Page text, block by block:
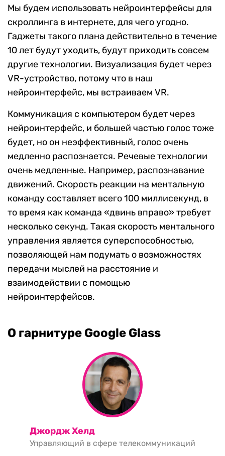
Мы будем использовать нейроинтерфейсы для
скроллинга в интернете, для чего угодно.
Гаджеты такого плана действительно в течение
10 лет будут уходить, будут приходить совсем
другие технологии. Визуализация будет через
VR-устройство, потому что в наш
нейроинтерфейс, мы встраиваем VR.
Коммуникация с компьютером будет через
нейроинтерфейс, и большей частью голос тоже
будет, но он неэффективный, голос очень
медленно распознается. Речевые технологии
очень медленные. Например, распознавание
движений. Скорость реакции на ментальную
команду составляет всего 100 миллисекунд, в
то время как команда «двинь вправо» требует
несколько секунд. Такая скорость ментального
управления является суперспособностью,
позволяющей нам подумать о возможностях
передачи мыслей на расстояние и
взаимодействии с помощью
нейроинтерфейсов.
О гарнитуре Google Glass
Джордж Хелд
Управляющий в сфере телекоммуникаций